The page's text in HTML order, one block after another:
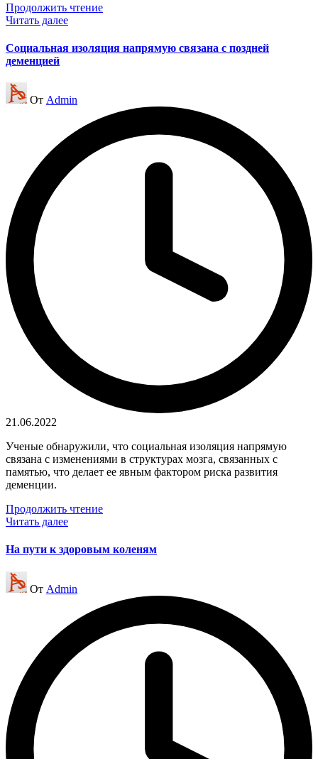
Продолжить чтение
Читать далее
Социальная изоляция напрямую связана с поздней
деменцией
Запись
от
От Admin
21.06.2022
Ученые обнаружили, что социальная изоляция напрямую
связана с изменениями в структурах мозга, связанных с
памятью, что делает ее явным фактором риска развития
деменции.
Продолжить чтение
Читать далее
На пути к здоровым коленям
Запись
от
От Admin